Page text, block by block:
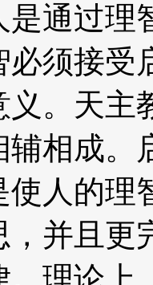
是通过理
必须接受
义。天主
辅相成。
使人的理
，并且更